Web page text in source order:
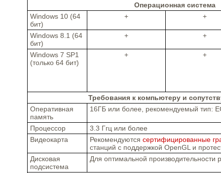
Операционная система
Windows 10 (64
бит)
+ +
Windows 8.1 (64
бит)
+ +
Windows 7 SP1
(только 64 бит)
+ +
Требования к компьютеру и
Оперативная
память
16ГБ или более, рекомендуемый тип:
Процессор
3.3 Ггц или более
Видеокарта
Рекомендуются сертифицированные
станций с поддержкой OpenGL и
Дисковая
подсистема
Для оптимальной производительности